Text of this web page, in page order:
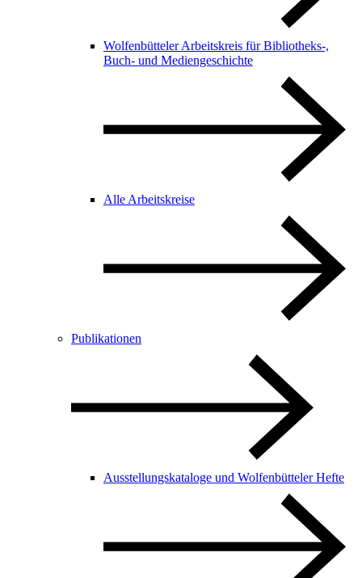
Wolfenbütteler Arbeitskreis für Bibliotheks-,
Buch- und Mediengeschichte
Alle Arbeitskreise
Publikationen
Ausstellungskataloge und Wolfenbütteler Hefte